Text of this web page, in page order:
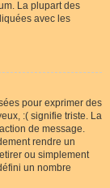
La plupart des
avec les
pour exprimer des
:( signifie triste. La
de message.
rendre un
ou simplement
un nombre